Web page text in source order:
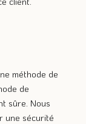
méthode de
de
sûre. Nous
une sécurité